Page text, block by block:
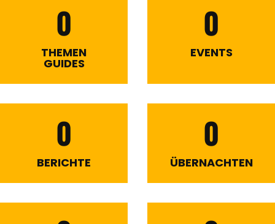
0
THEMEN
GUIDES
0
EVENTS
0
BERICHTE
0
ÜBERNACHTEN